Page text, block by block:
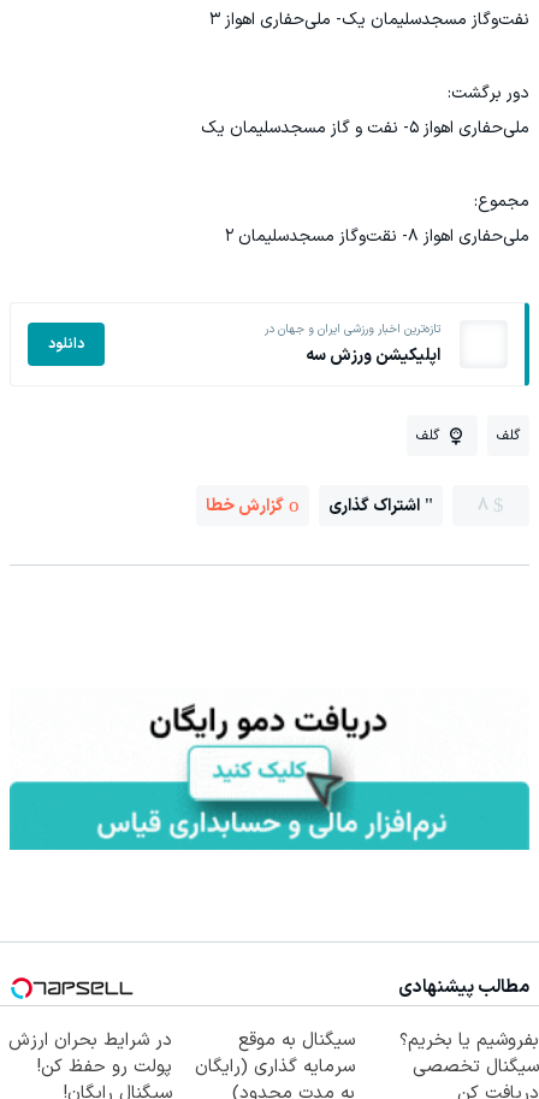
نفت‌وگاز مسجدسلیمان یک- ملی‌حفاری اهواز ۳
دور برگشت:
ملی‌حفاری اهواز ۵- نفت و گاز مسجدسلیمان یک
مجموع:
ملی‌حفاری اهواز ۸- نقت‌وگاز مسجدسلیمان ۲
تازه‌ترین اخبار ورزشی ایران و جهان در
اپلیکیشن ورزش سه دانلود
گلف گلف
8 اشتراک گذاری گزارش خطا
مطالب پیشنهادی
بفروشیم یا بخریم؟
سیگنال تخصصی
سیگنال به موقع
سرمایه گذاری (رایگان
در شرایط بحران ارزش
پولت رو حفظ کن!